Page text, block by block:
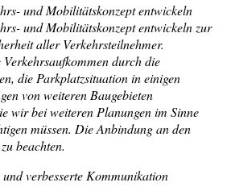
und Mobilitätskonzept entwickeln
und Mobilitätskonzept entwickeln zur
aller Verkehrsteilnehmer.
durch die
die Parkplatzsituation in einigen
von weiteren Baugebieten
wir bei weiteren Planungen im Sinne
müssen. Die Anbindung an den
beachten.
verbesserte Kommunikation